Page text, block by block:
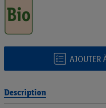
AJOUTER
Description